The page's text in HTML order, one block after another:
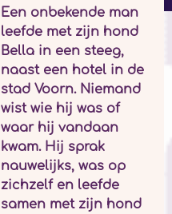
4.20 op 5
gebaseerd
op
klantbeoordelingen
Een onbekende man
leefde met zijn hond
Bella in een steeg,
naast een hotel in de
stad Voorn. Niemand
wist wie hij was of
waar hij vandaan
kwam. Hij sprak
nauwelijks, was op
zichzelf en leefde
samen met zijn hond